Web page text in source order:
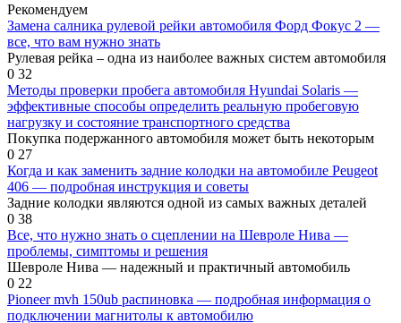
Рекомендуем
Замена салника рулевой рейки автомобиля Форд Фокус 2 —
все, что вам нужно знать
Рулевая рейка – одна из наиболее важных систем автомобиля
0 32
Методы проверки пробега автомобиля Hyundai Solaris —
эффективные способы определить реальную пробеговую
нагрузку и состояние транспортного средства
Покупка подержанного автомобиля может быть некоторым
0 27
Когда и как заменить задние колодки на автомобиле Peugeot
406 — подробная инструкция и советы
Задние колодки являются одной из самых важных деталей
0 38
Все, что нужно знать о сцеплении на Шевроле Нива —
проблемы, симптомы и решения
Шевроле Нива — надежный и практичный автомобиль
0 22
Pioneer mvh 150ub распиновка — подробная информация о
подключении магнитолы к автомобилю